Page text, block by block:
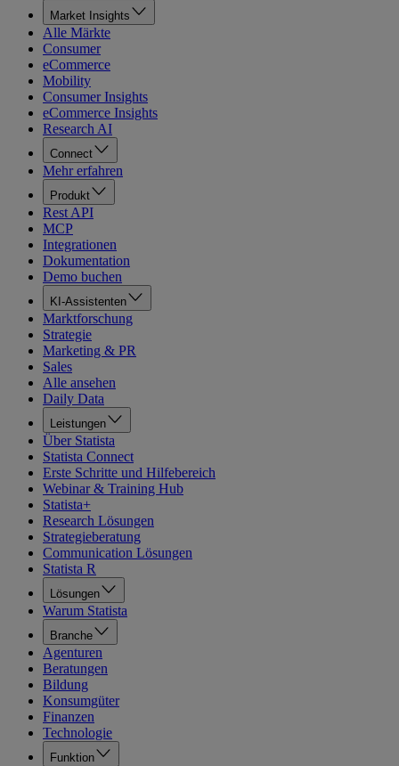
Market Insights
Alle Märkte
Consumer
eCommerce
Mobility
Consumer Insights
eCommerce Insights
Research AI
Connect
Mehr erfahren
Produkt
Rest API
MCP
Integrationen
Dokumentation
Demo buchen
KI-Assistenten
Marktforschung
Strategie
Marketing & PR
Sales
Alle ansehen
Daily Data
Leistungen
Über Statista
Statista Connect
Erste Schritte und Hilfebereich
Webinar & Training Hub
Statista+
Research Lösungen
Strategieberatung
Communication Lösungen
Statista R
Lösungen
Warum Statista
Branche
Agenturen
Beratungen
Bildung
Konsumgüter
Finanzen
Technologie
Funktion